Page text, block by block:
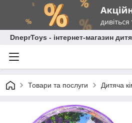
DneprToys - інтернет-магазин
Товари та послуги Дитяча